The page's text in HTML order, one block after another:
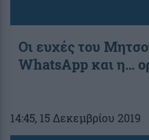
Οι ευχές του
WhatsApp και η…
14:45, 15 Δεκεμβρίου 2019